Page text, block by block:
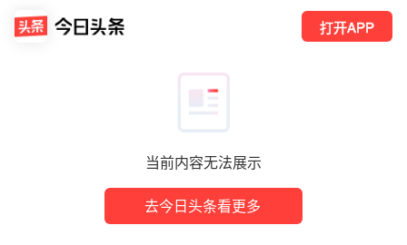
当前内容无法展示
去今日头条看更多
打开APP